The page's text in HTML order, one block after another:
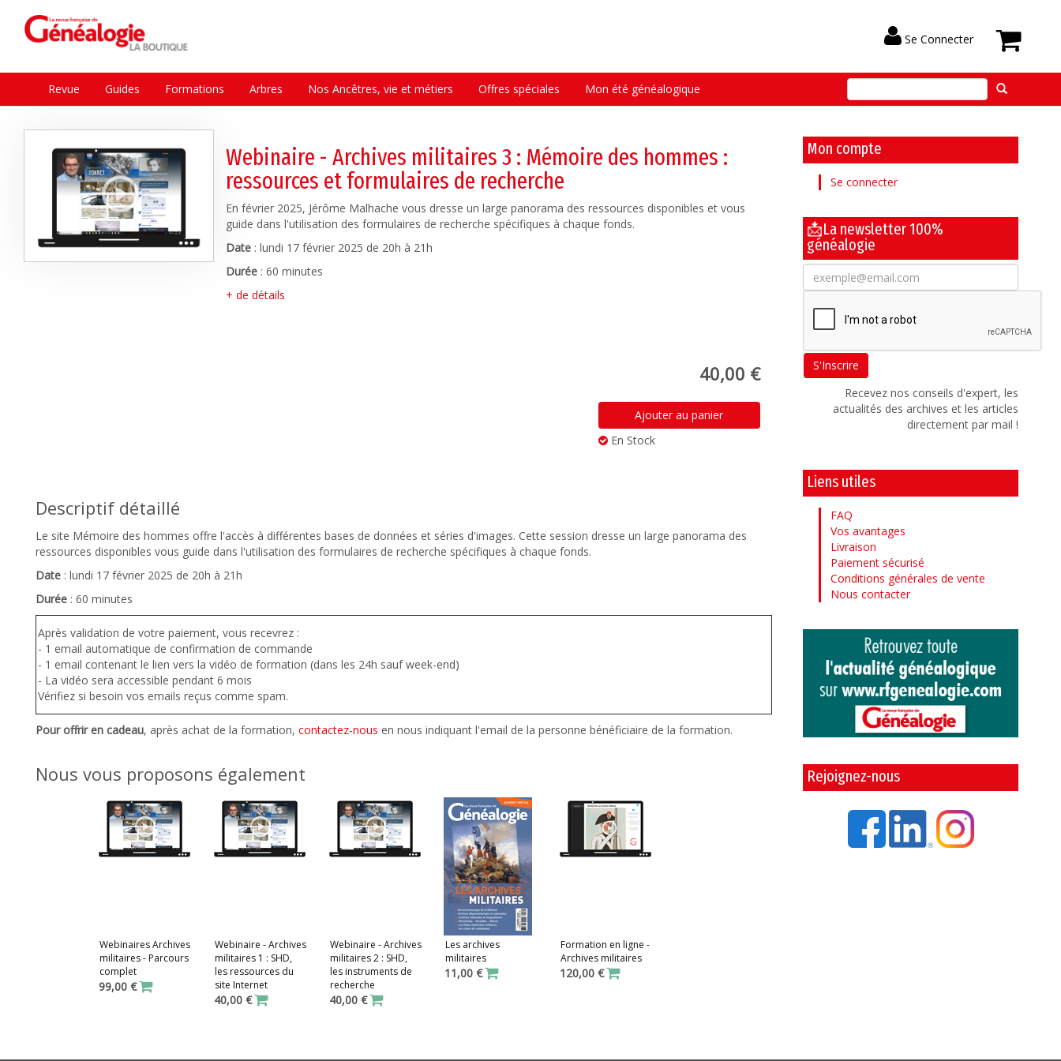
Se Connecter
Revue Guides Formations Arbres Nos Ancêtres, vie et métiers Offres spéciales Mon été généalogique
Webinaire - Archives militaires 3 : Mémoire des hommes :
ressources et formulaires de recherche
En février 2025, Jérôme Malhache vous dresse un large panorama des ressources disponibles et vous
guide dans l'utilisation des formulaires de recherche spécifiques à chaque fonds.
Date: lundi 17 février 2025 de 20h à 21h
Durée : 60 minutes
+ de détails
40,00 €
Ajouter au panier
En Stock
Descriptif détaillé
Le site Mémoire des hommes offre l'accès à différentes bases de données et séries d'images. Cette session dresse un large panorama des
ressources disponibles vous guide dans l'utilisation des formulaires de recherche spécifiques à chaque fonds.
Date : lundi 17 février 2025 de 20h à 21h
Durée : 60 minutes
Après validation de votre paiement, vous recevrez :
- 1 email automatique de confirmation de commande
- 1 email contenant le lien vers la vidéo de formation (dans les 24h sauf week-end)
- La vidéo sera accessible pendant 6 mois
Vérifiez si besoin vos emails reçus comme spam.
Pour offrir en cadeau, après achat de la formation, contactez-nous en nous indiquant l'email de la personne bénéficiaire de la formation.
Nous vous proposons également
Webinaires Archives
militaires - Parcours
complet
99,00 €
Webinaire - Archives
militaires 1 : SHD,
les ressources du
site Internet
40,00 €
Webinaire - Archives
militaires 2 : SHD,
les instruments de
recherche
40,00 €
Les archives
militaires
11,00 €
Formation en ligne -
Archives militaires
120,00 €
Mon compte
Se connecter
📩La newsletter 100%
généalogie
Recevez nos conseils d'expert, les
actualités des archives et les articles
directement par mail !
Liens utiles
FAQ
Vos avantages
Livraison
Paiement sécurisé
Conditions générales de vente
Nous contacter
Rejoignez-nous